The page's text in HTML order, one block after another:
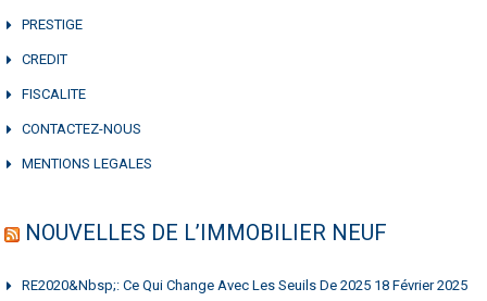
PRESTIGE
CREDIT
FISCALITE
CONTACTEZ-NOUS
MENTIONS LEGALES
NOUVELLES DE L’IMMOBILIER NEUF
RE2020&nbsp;: Ce Qui Change Avec Les Seuils De 2025 18 Février 2025